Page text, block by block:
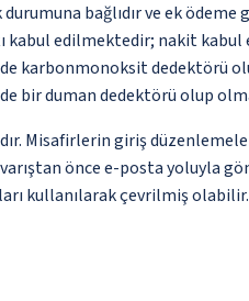
bağlıdır ve ek
kabul edilmektedir; nakit kabul
karbonmonoksit dedektörü
bir duman dedektörü olup
Misafirlerin giriş
önce e-posta yoluyla
kullanılarak çevrilmiş olabilir.